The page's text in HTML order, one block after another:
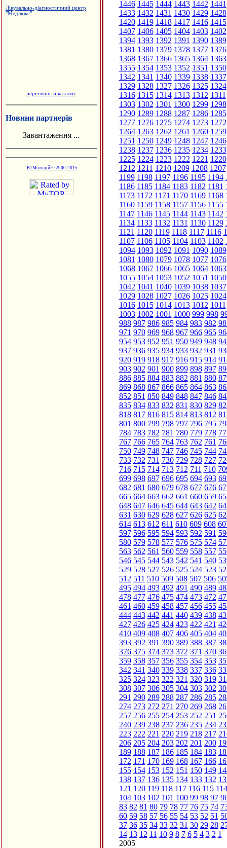
Лікувально-діагностичний центр
"Медлюкс"
переглянути каталог
Новини партнерів
Завантаження ...
Ю.Молодій © 2000-2015
1446 1445 1444 1443 1442 1441
1433 1432 1431 1430 1429 1428
1420 1419 1418 1417 1416 1415
1407 1406 1405 1404 1403 1402
1394 1393 1392 1391 1390 1389
1381 1380 1379 1378 1377 1376
1368 1367 1366 1365 1364 1363
1355 1354 1353 1352 1351 1350
1342 1341 1340 1339 1338 1337
1329 1328 1327 1326 1325 1324
1316 1315 1314 1313 1312 1311
1303 1302 1301 1300 1299 1298
1290 1289 1288 1287 1286 1285
1277 1276 1275 1274 1273 1272
1264 1263 1262 1261 1260 1259
1251 1250 1249 1248 1247 1246
1238 1237 1236 1235 1234 1233
1225 1224 1223 1222 1221 1220
1212 1211 1210 1209 1208 1207
1199 1198 1197 1196 1195 1194
1186 1185 1184 1183 1182 1181
1173 1172 1171 1170 1169 1168
1160 1159 1158 1157 1156 1155
1147 1146 1145 1144 1143 1142
1134 1133 1132 1131 1130 1129
1121 1120 1119 1118 1117 1116
1107 1106 1105 1104 1103 1102
1094 1093 1092 1091 1090 1089
1081 1080 1079 1078 1077 1076
1068 1067 1066 1065 1064 1063
1055 1054 1053 1052 1051 1050
1042 1041 1040 1039 1038 1037
1029 1028 1027 1026 1025 1024
1016 1015 1014 1013 1012 1011
1003 1002 1001 1000 999 998
988 987 986 985 984 983 982
971 970 969 968 967 966 965
954 953 952 951 950 949 948
937 936 935 934 933 932 931
920 919 918 917 916 915 914
903 902 901 900 899 898 897
886 885 884 883 882 881 880
869 868 867 866 865 864 863
852 851 850 849 848 847 846
835 834 833 832 831 830 829
818 817 816 815 814 813 812
801 800 799 798 797 796 795
784 783 782 781 780 779 778
767 766 765 764 763 762 761
750 749 748 747 746 745 744
733 732 731 730 729 728 727
716 715 714 713 712 711 710
699 698 697 696 695 694 693
682 681 680 679 678 677 676
665 664 663 662 661 660 659
648 647 646 645 644 643 642
631 630 629 628 627 626 625
614 613 612 611 610 609 608
597 596 595 594 593 592 591
580 579 578 577 576 575 574
563 562 561 560 559 558 557
546 545 544 543 542 541 540
529 528 527 526 525 524 523
512 511 510 509 508 507 506
495 494 493 492 491 490 489
478 477 476 475 474 473 472
461 460 459 458 457 456 455
444 443 442 441 440 439 438
427 426 425 424 423 422 421
410 409 408 407 406 405 404
393 392 391 390 389 388 387
376 375 374 373 372 371 370
359 358 357 356 355 354 353
342 341 340 339 338 337 336
325 324 323 322 321 320 319
308 307 306 305 304 303 302
291 290 289 288 287 286 285
274 273 272 271 270 269 268
257 256 255 254 253 252 251
240 239 238 237 236 235 234
223 222 221 220 219 218 217
206 205 204 203 202 201 200
189 188 187 186 185 184 183
172 171 170 169 168 167 166
155 154 153 152 151 150 149
138 137 136 135 134 133 132
121 120 119 118 117 116 115 114
104 103 102 101 100 99 98 97
83 82 81 80 79 78 77 76 75 74
60 59 58 57 56 55 54 53 52 51
37 36 35 34 33 32 31 30 29 28
14 13 12 11 10 9 8 7 6 5 4 3 2 1
2005